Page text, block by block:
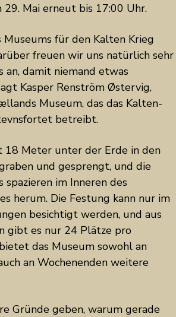
29. Mai erneut bis 17:00 Uhr.
Museums für den Kalten Krieg
freuen wir uns natürlich sehr
an, damit niemand etwas
Kasper Renström Østervig,
Museum, das das Kalten-
betreibt.
18 Meter unter der Erde in den
und gesprengt, und die
spazieren im Inneren des
herum. Die Festung kann nur im
besichtigt werden, und aus
gibt es nur 24 Plätze pro
das Museum sowohl an
an Wochenenden weitere
Gründe geben, warum gerade